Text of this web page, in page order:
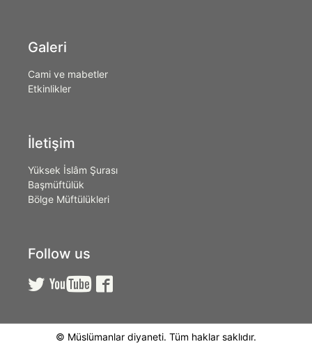
Galeri
Cami ve mabetler
Etkinlikler
İletişim
Yüksek İslâm Şurası
Başmüftülük
Bölge Müftülükleri
Follow us
  
© Müslümanlar diyaneti. Tüm haklar saklıdır.